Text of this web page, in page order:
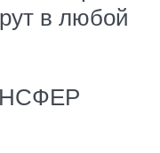
в любой